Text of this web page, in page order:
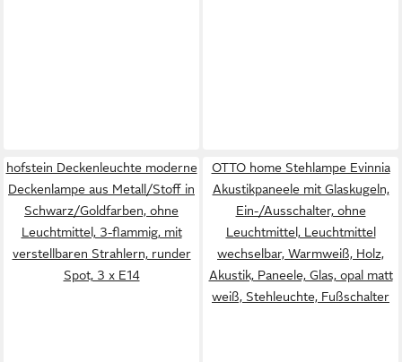
hofstein Deckenleuchte moderne
Deckenlampe aus Metall/Stoff in
Schwarz/Goldfarben, ohne
Leuchtmittel, 3-flammig, mit
verstellbaren Strahlern, runder
Spot, 3 x E14
OTTO home Stehlampe Evinnia
Akustikpaneele mit Glaskugeln,
Ein-/Ausschalter, ohne
Leuchtmittel, Leuchtmittel
wechselbar, Warmweiß, Holz,
Akustik, Paneele, Glas, opal matt
weiß, Stehleuchte, Fußschalter